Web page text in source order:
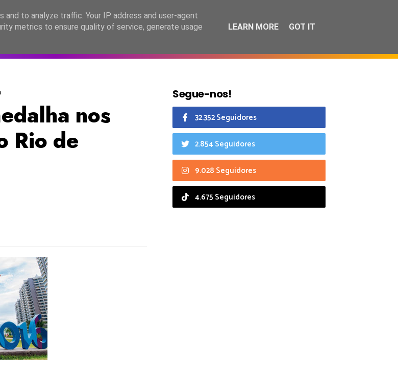
PORTUGAL LANÇAMENTOS ESPECIAIS CALENDÁRIO
nos
Rio de
Segue-nos!
32.352 Seguidores
2.854 Seguidores
9.028 Seguidores
4.675 Seguidores
to analyze traffic. Your IP address and user-agent
metrics to ensure quality of service, generate usage
LEARN MORE GOT IT